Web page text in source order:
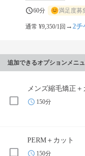
60分 満足度募
通常 ¥9,350/1回 →2チ
追加できるオプションメニ
メンズ縮毛矯正＋
150分
PERM＋カット
150分